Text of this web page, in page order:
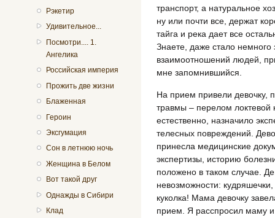
Рэкетир
Удивительное...
Посмотри.... 1.
Ангелика
Российская империя
Прожить две жизни
Блаженная
Героин
Эксгумация
Сон в летнюю ночь
Женщина в Белом
Вот такой друг
Однажды в Сибири
Клад
транспорт, а натуральное
ну или почти все, держат
тайга и река дает все
Знаете, даже стало
взаимоотношений людей,
мне запомнившийся.
На прием привели девочку,
травмы – перелом локтевой
естественно, назначило
телесных повреждений.
принесла медицинские
экспертизы, историю
положено в таком случае.
невозможности:
куколка! Мама девочку
прием. Я расспросил маму и